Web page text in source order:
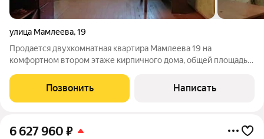
улица Мамлеева,19
Продается двухкомнатная квартира Мамлеева 19 на
комфортном втором этаже кирпичного дома, общей площадью
совмещен. В одной из комнат есть вместительный шкаф 2,6
м2. Квартира полностью под
Позвонить Написать
6 627 960 ₽